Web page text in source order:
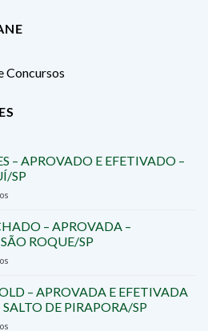
Concursos
– APROVADO E EFETIVADO –
SP
FERNANDES
–
APROVADO
–
DIRETOR
– APROVADA –
ROQUE/SP
MACHADO
APROVADA
– APROVADA E EFETIVADA
SALTO DE PIRAPORA/SP